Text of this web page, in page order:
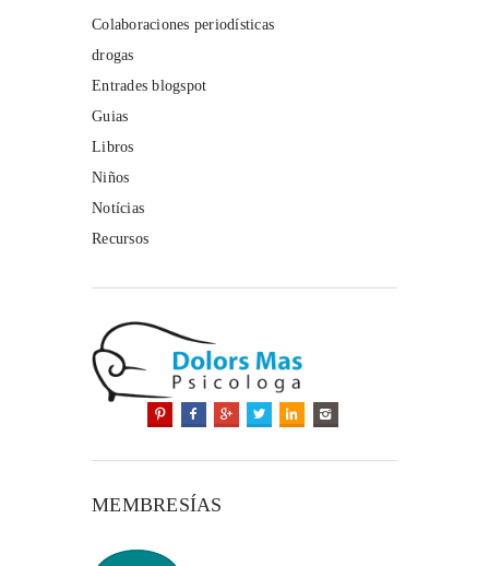
Colaboraciones periodísticas
drogas
Entrades blogspot
Guias
Libros
Niños
Notícias
Recursos
MEMBRESÍAS